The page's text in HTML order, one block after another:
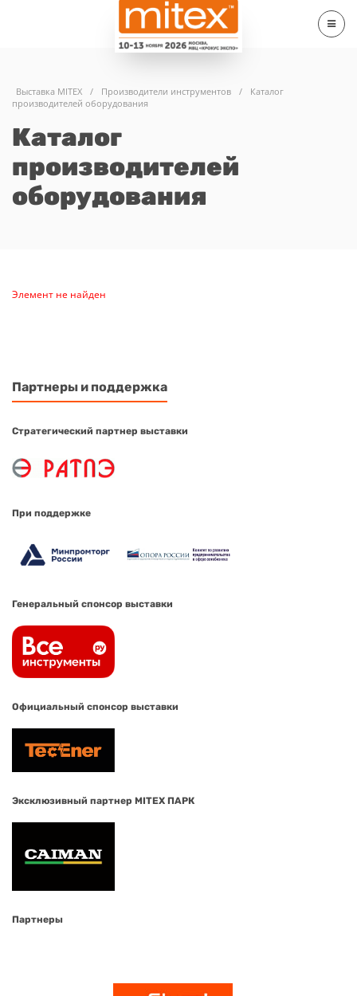
Выставка MITEX / Производители инструментов /
Каталог
производителей оборудования
Каталог
производителей
оборудования
Элемент не найден
Партнеры и поддержка
Стратегический партнер выставки
При поддержке
Генеральный спонсор выставки
Официальный спонсор выставки
Эксклюзивный партнер MITEX ПАРК
Партнеры